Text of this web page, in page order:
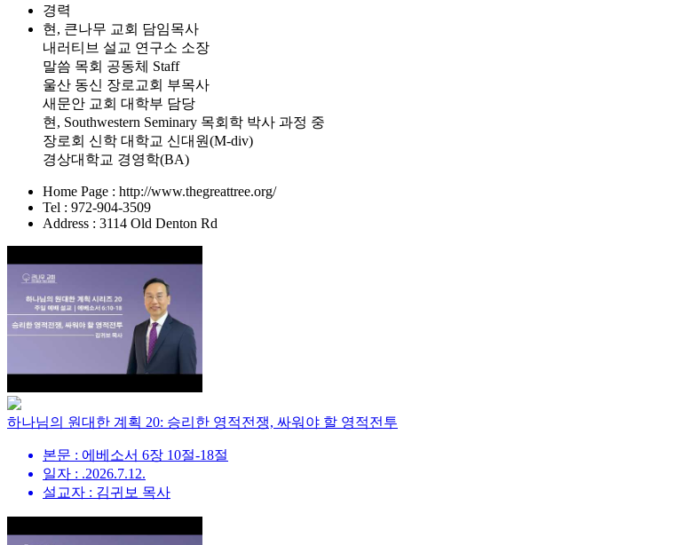
경력
현, 큰나무 교회 담임목사
내러티브 설교 연구소 소장
말씀 목회 공동체 Staff
울산 동신 장로교회 부목사
새문안 교회 대학부 담당
현, Southwestern Seminary 목회학 박사 과정 중
장로회 신학 대학교 신대원(M-div)
경상대학교 경영학(BA)
Home Page : http://www.thegreattree.org/
Tel : 972-904-3509
Address : 3114 Old Denton Rd
하나님의 원대한 계획 20: 승리한 영적전쟁, 싸워야 할 영적전투
본문 : 에베소서 6장 10절-18절
일자 : .2026.7.12.
설교자 : 김귀보 목사